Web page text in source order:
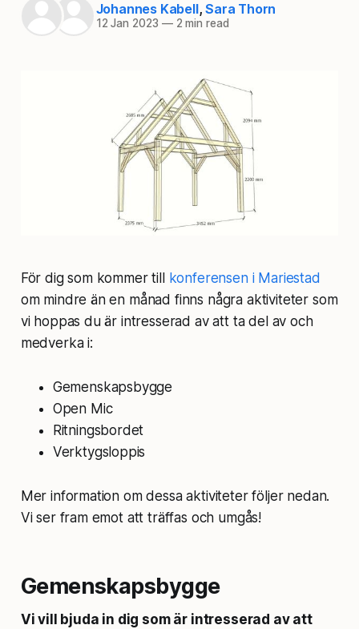
Johannes Kabell,Sara Thorn
12 Jan 2023 —2 min read
För dig som kommer till
konferensen i Mariestad
om mindre än en månad finns några aktiviteter som
vi hoppas du är intresserad av att ta del av och
medverka i:
Gemenskapsbygge
Open Mic
Ritningsbordet
Verktygsloppis
Mer information om dessa aktiviteter följer nedan.
Vi ser fram emot att träffas och umgås!
Gemenskapsbygge
Vi vill bjuda in dig som är intresserad av att